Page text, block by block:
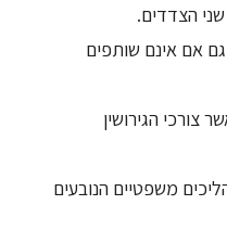
הצדדים.
אם אינם שותפים
צורכי הגירושין
משפטיים הנובעים